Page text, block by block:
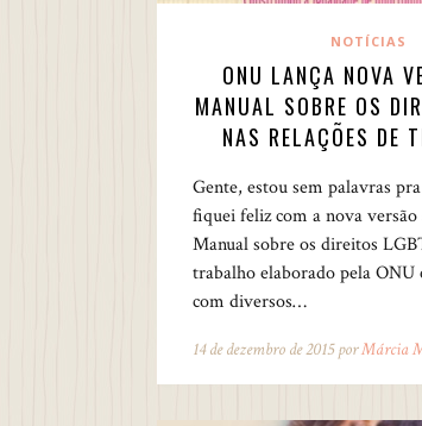
NOTÍCIAS
ONU LANÇA NOVA
MANUAL SOBRE OS
NAS RELAÇÕES DE
Gente, estou sem palavras
fiquei feliz com a nova
Manual sobre os direitos
trabalho elaborado pela ONU
com diversos…
14 de dezembro de 2015 porMárcia